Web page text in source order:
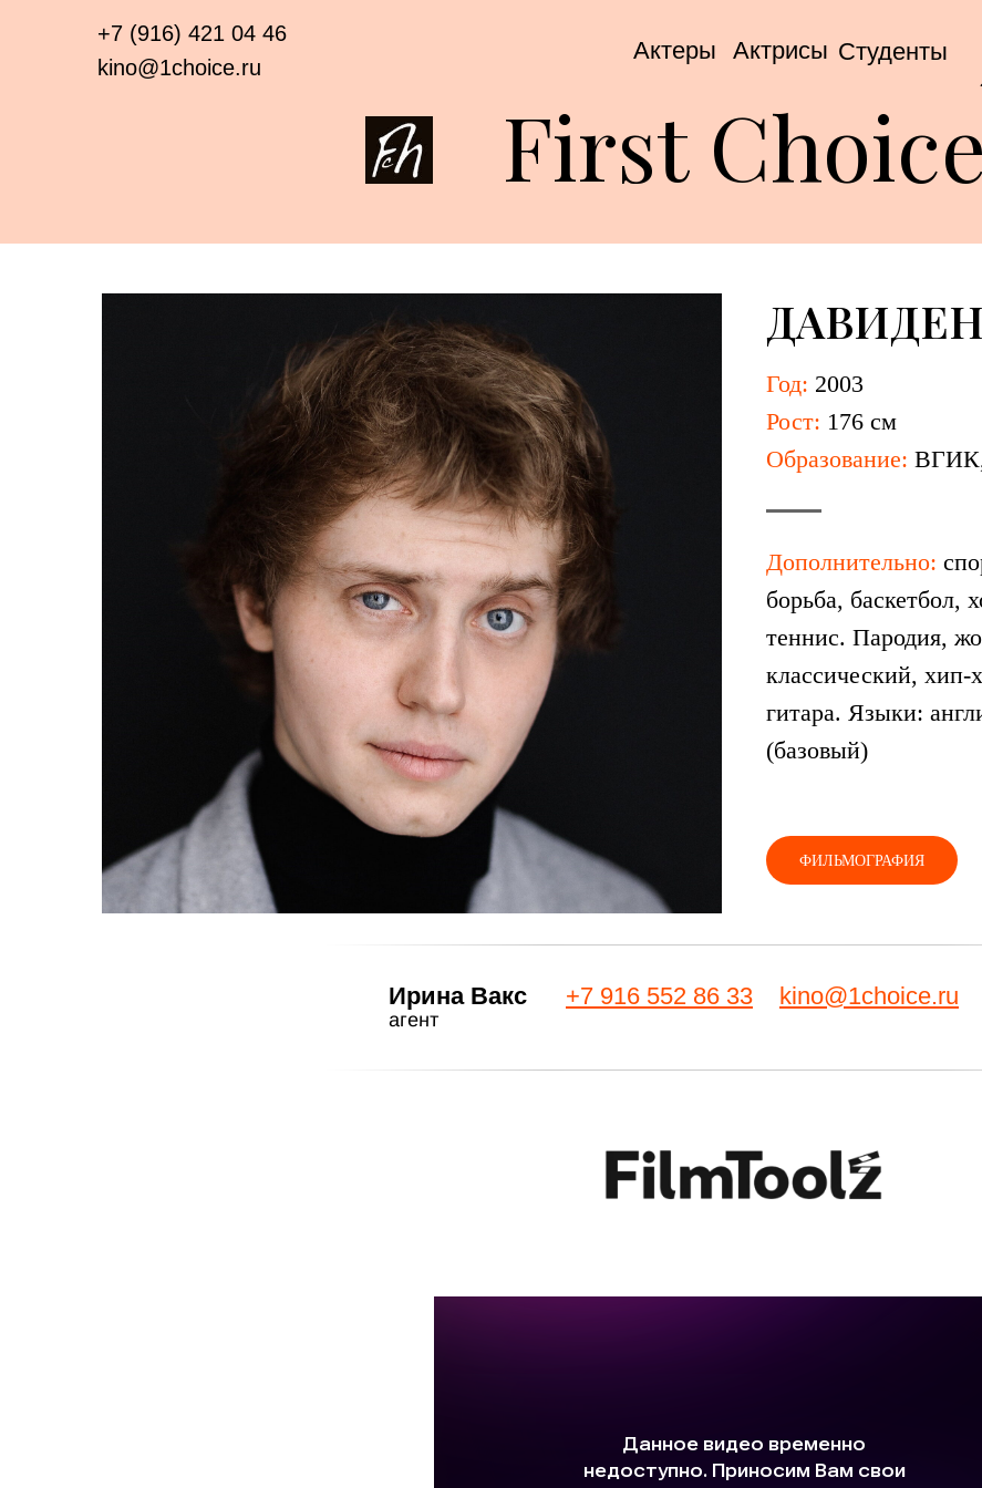
Актеры Актрисы Студенты
+7 (916) 421 04 46
kino@1choice.ru
First Choice
Год: 2003
Рост: 176 см
Образование: ВГИК,
Дополнительно:
борьба, баскетбол,
теннис. Пародия,
классический,
гитара. Языки:
(базовый)
ФИЛЬМОГРАФИЯ
Ирина Вакс +7 916 552 86 33 kino@1choice.ru
агент